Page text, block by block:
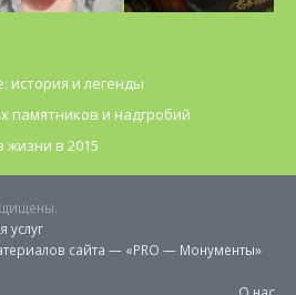
история и легенды
памятников и надгробий
в 2015
услуг
cайта — «PRO — Монументы»